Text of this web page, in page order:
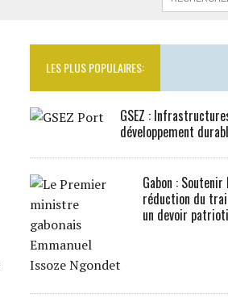
LES PLUS POPULAIRES:
GSEZ :
développement
Gabon :
réduction du
un devoir